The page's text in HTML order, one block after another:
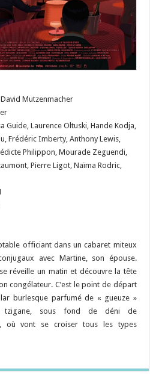
Mutzenmacher
Guide, Laurence Oltuski, Hande Kodja,
Frédéric Imberty, Anthony Lewis,
Philippon, Mourade Zeguendi,
Pierre Ligot, Naïma Rodric,
officiant dans un cabaret miteux
avec Martine, son épouse.
réveille un matin et découvre la tête
congélateur. C’est le point de départ
burlesque parfumé de « gueuze »
tzigane, sous fond de déni de
où vont se croiser tous les types